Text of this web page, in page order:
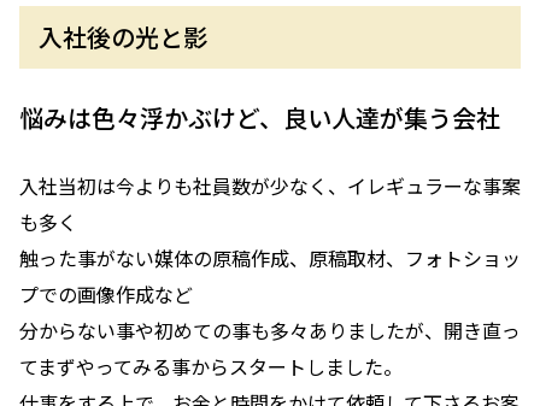
入社後の光と影
悩みは色々浮かぶけど、良い人達が集う会社
入社当初は今よりも社員数が少なく、イレギュラーな事案
も多く
触った事がない媒体の原稿作成、原稿取材、フォトショッ
プでの画像作成など
分からない事や初めての事も多々ありましたが、開き直っ
てまずやってみる事からスタートしました。